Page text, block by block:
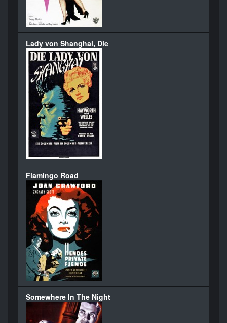
Lady von Shanghai, Die
Flamingo Road
Somewhere In The Night